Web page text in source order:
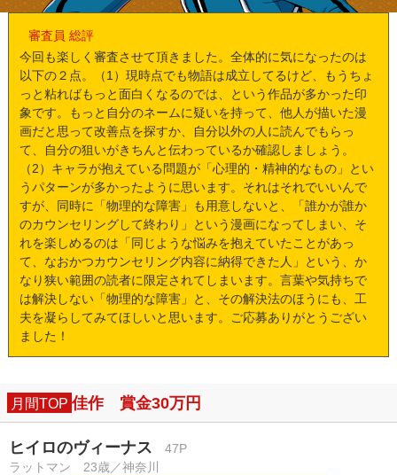
審査員 総評
今回も楽しく審査させて頂きました。全体的に気になったのは
以下の２点。（1）現時点でも物語は成立してるけど、もうちょ
っと粘ればもっと面白くなるのでは、という作品が多かった印
象です。もっと自分のネームに疑いを持って、他人が描いた漫
画だと思って改善点を探すか、自分以外の人に読んでもらっ
て、自分の狙いがきちんと伝わっているか確認しましょう。
（2）キャラが抱えている問題が「心理的・精神的なもの」とい
うパターンが多かったように思います。それはそれでいいんで
すが、同時に「物理的な障害」も用意しないと、「誰かが誰か
のカウンセリングして終わり」という漫画になってしまい、そ
れを楽しめるのは「同じような悩みを抱えていたことがあっ
て、なおかつカウンセリング内容に納得できた人」という、か
なり狭い範囲の読者に限定されてしまいます。言葉や気持ちで
は解決しない「物理的な障害」と、その解決法のほうにも、工
夫を凝らしてみてほしいと思います。ご応募ありがとうござい
ました！
月間TOP 佳作 賞金30万円
ヒイロのヴィーナス 47P
ラットマン 23歳／神奈川